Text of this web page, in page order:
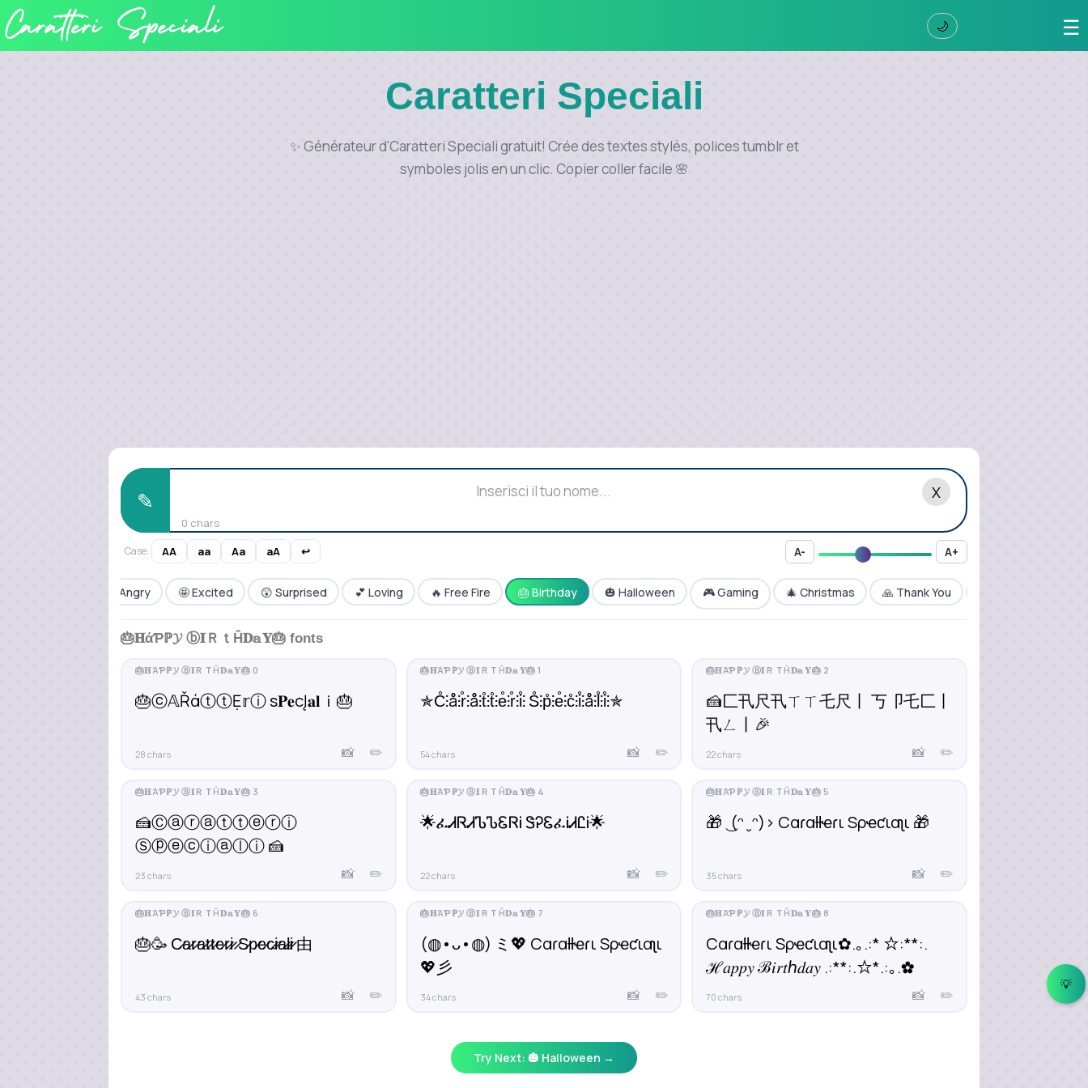
☰
🌙
Caratteri Speciali
✨ Générateur d'Caratteri Speciali gratuit! Crée des textes stylés, polices tumblr et
symboles jolis en un clic. Copier coller facile 🌸
✎ X
0 chars
Case: AA aa Aa aA ↩ A- A+
💡
😡 Angry 🤩 Excited 😲 Surprised 💕 Loving 🔥 Free Fire 🎂 Birthday 🎃 Halloween 🎮 Gaming 🎄 Christmas 🙏 Thank You
🎂𝐇άƤℙ𝓨 ⓑ𝐈ＲｔĤ𝐃𝕒𝐘🎂 fonts
✏️
🎂ⓒ𝔸ŘάⓣⓣẸ𝕣ⓘ s𝐏𝐞cĮ𝐚𝐥ｉ🎂
28 chars 📸 ✏️
✯C̊⫶å⫶r̊⫶å⫶t̊⫶t̊⫶e̊⫶r̊⫶i̊⫶ S̊⫶p̊⫶e̊⫶c̊⫶i̊⫶å⫶l̊⫶i̊⫶✯
54 chars 📸 ✏️
🍰匚卂尺卂ㄒㄒ乇尺丨 丂卩乇匚丨
卂ㄥ丨🎉
22 chars 📸
✏️
🍰Ⓒⓐⓡⓐⓣⓣⓔⓡⓘ
Ⓢⓟⓔⓒⓘⓐⓛⓘ 🍰
23 chars 📸 ✏️
🌟ፈᏗᏒᏗᏖᏖᏋᏒᎥ ᏕᎮᏋፈᎥᏗᏝᎥ🌟
22 chars 📸 ✏️
🎁 ͜ (ᵔ ̮ ᵔ)› Cαɾαƚƚҽɾι Sρҽƈιαʅι 🎁
35 chars 📸
✏️
🎂🥳 C̷a̷r̷a̷t̷t̷e̷r̷i̷ ̷S̷p̷e̷c̷i̷a̷l̷i̷ 由
43 chars 📸 ✏️
(◍•ᴗ•◍) ミ💖 Cαɾαƚƚҽɾι Sρҽƈιαʅι
💖彡
34 chars 📸 ✏️
Cαɾαƚƚҽɾι Sρҽƈιαʅι✿.｡.:* ☆:**:.
ℋ𝑎𝑝𝑝𝑦 ℬ𝑖𝑟𝑡ℎ𝑑𝑎𝑦 .:**:.☆*.:｡.✿
70 chars 📸
Try Next: 🎃 Halloween →